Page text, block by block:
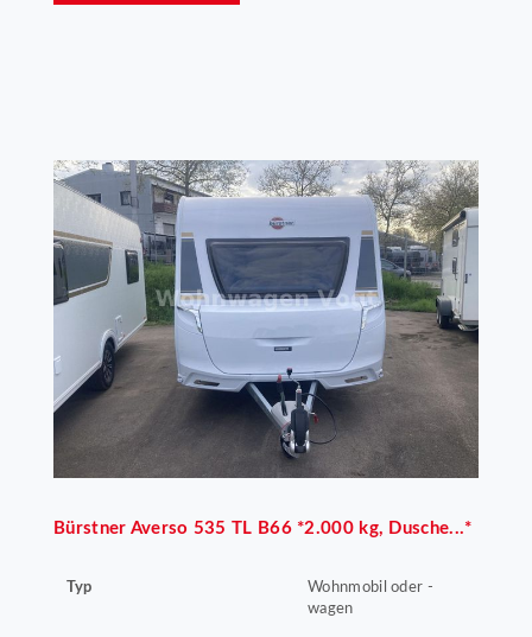
Bürstner Averso 535 TL B66 *2.000 kg, Dusche...*
Typ
Wohnmobil oder -
wagen